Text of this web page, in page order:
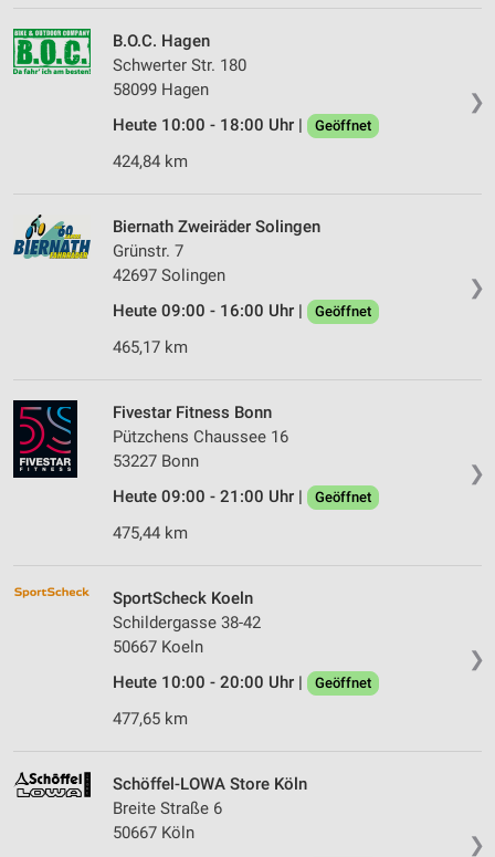
❯
B.O.C. Hagen
Schwerter Str. 180
58099 Hagen
Heute 10:00 - 18:00 Uhr |
Geöffnet
424,84 km
❯
Biernath Zweiräder Solingen
Grünstr. 7
42697 Solingen
Heute 09:00 - 16:00 Uhr |
Geöffnet
465,17 km
❯
Fivestar Fitness Bonn
Pützchens Chaussee 16
53227 Bonn
Heute 09:00 - 21:00 Uhr |
Geöffnet
475,44 km
❯
SportScheck Koeln
Schildergasse 38-42
50667 Koeln
Heute 10:00 - 20:00 Uhr |
Geöffnet
477,65 km
❯
Schöffel-LOWA Store Köln
Breite Straße 6
50667 Köln